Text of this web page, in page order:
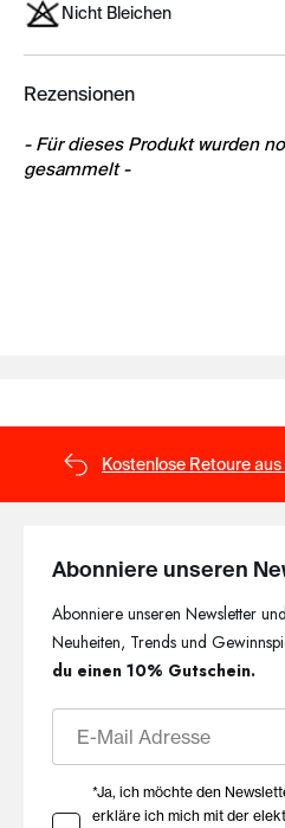
Nicht Bleichen
Rezensionen
- Für dieses Produkt wurden
gesammelt -
New content loaded
Kostenlose Retoure
Abonniere unseren
Abonniere unseren Newsletter
Neuheiten, Trends und
du einen 10% Gutschein.
Ihre Zustimmung zu
*Ja, ich möchte den
erkläre ich mich mit der elektronischen Speicherung